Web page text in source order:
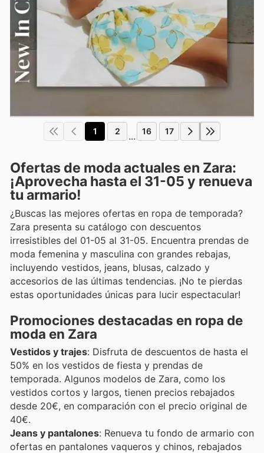
1 2 ... 16 17
Ofertas de moda actuales en Zara:
¡Aprovecha hasta el 31-05 y renueva
tu armario!
¿Buscas las mejores ofertas en ropa de temporada?
Zara presenta su catálogo con descuentos
irresistibles del 01-05 al 31-05. Encuentra prendas de
moda femenina y masculina con grandes rebajas,
incluyendo vestidos, jeans, blusas, calzado y
accesorios de las últimas tendencias. ¡No te pierdas
estas oportunidades únicas para lucir espectacular!
Promociones destacadas en ropa de
moda en Zara
Vestidos y trajes: Disfruta de descuentos de hasta el
50% en los vestidos de fiesta y prendas de
temporada. Algunos modelos de Zara, como los
vestidos cortos y largos, tienen precios rebajados
desde 20€, en comparación con el precio original de
40€.
Jeans y pantalones: Renueva tu fondo de armario con
ofertas en pantalones vaqueros y chinos, rebajados